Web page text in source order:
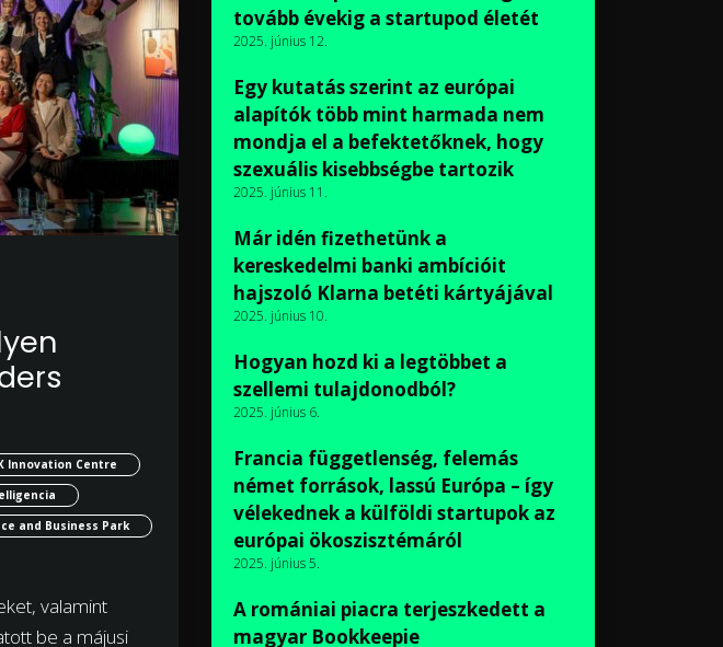
Innovation Centre
and Business Park
valamint
be a májusi
tovább évekig a startupod életét
2025. június 12.
Egy kutatás szerint az európai
alapítók több mint harmada nem
mondja el a befektetőknek, hogy
szexuális kisebbségbe tartozik
2025. június 11.
Már idén fizethetünk a
kereskedelmi banki ambícióit
hajszoló Klarna betéti kártyájával
2025. június 10.
Hogyan hozd ki a legtöbbet a
szellemi tulajdonodból?
2025. június 6.
Francia függetlenség, felemás
német források, lassú Európa – így
vélekednek a külföldi startupok az
európai ökoszisztémáról
2025. június 5.
A romániai piacra terjeszkedett a
magyar Bookkeepie